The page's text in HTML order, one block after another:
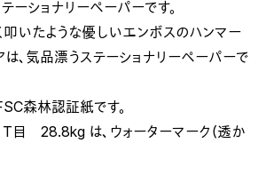
ショナリーペーパーです。
叩いたような優しいエンボスのハンマー
、気品漂うステーショナリーペーパーで
森林認証紙です。
28.8kg は、ウォーターマーク（透か